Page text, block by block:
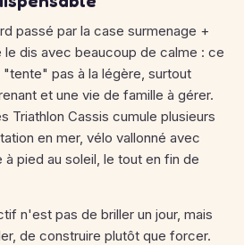
passé par la case surmenage +
le dis avec beaucoup de calme : ce
pas à la légère, surtout
et une vie de famille à gérer.
Triathlon Cassis cumule plusieurs
en mer, vélo vallonné avec
pied au soleil, le tout en fin de
n'est pas de briller un jour, mais
de construire plutôt que forcer.